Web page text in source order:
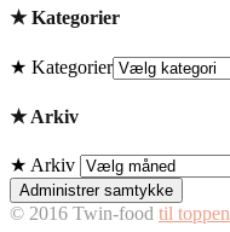
★ Kategorier
★ Kategorier
★ Arkiv
★ Arkiv
Administrer samtykke
© 2016 Twin-food til toppen